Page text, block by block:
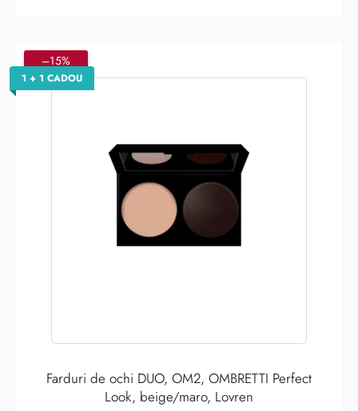
–15%
1 + 1 CADOU
Farduri de ochi DUO, OM2, OMBRETTI Perfect
Look, beige/maro, Lovren